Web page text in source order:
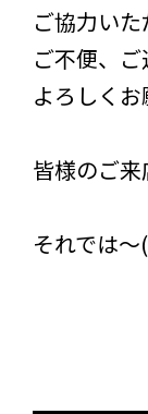
ご協力いた
ご不便、
よろしくお
皆様のご来
それでは